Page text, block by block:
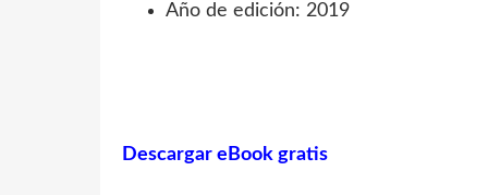
Año de edición: 2019
Descargar eBook gratis